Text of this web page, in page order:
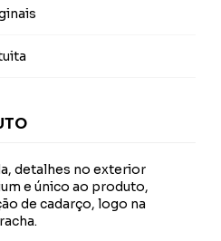
detalhes no exterior
e único ao produto,
de cadarço, logo na